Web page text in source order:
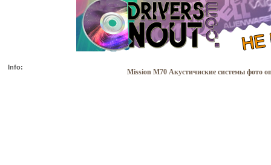
Info:
Mission M70 Акустичиские системы фото